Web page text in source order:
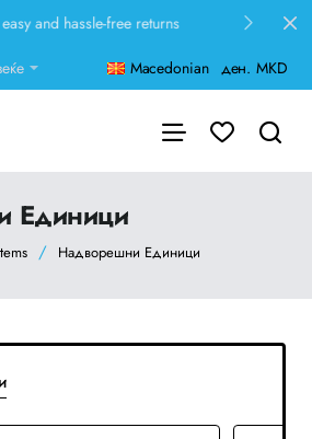
and hassle-free returns
Macedonian ден. MKD
Единици
Надворешни Единици